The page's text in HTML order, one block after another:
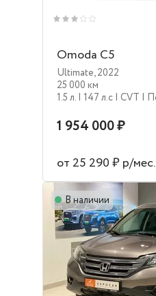
Omoda C5
Ultimate,2022
25 000 км
1.5 л. | 147 л.c | CVT |
1 954 000 ₽
от 25 290 ₽ р/мес.
В наличии